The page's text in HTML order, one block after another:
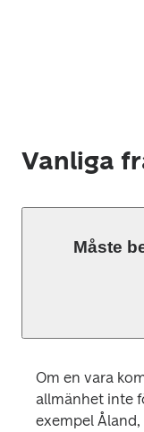
Vanliga
Måste
Om en vara
allmänhet inte
exempel